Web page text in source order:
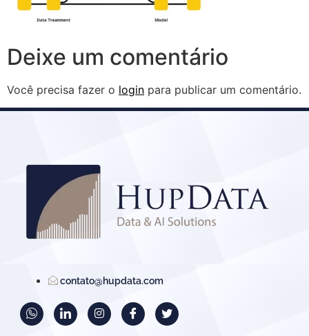
Deixe um comentário
Você precisa fazer o login para publicar um comentário.
contato@hupdata.com